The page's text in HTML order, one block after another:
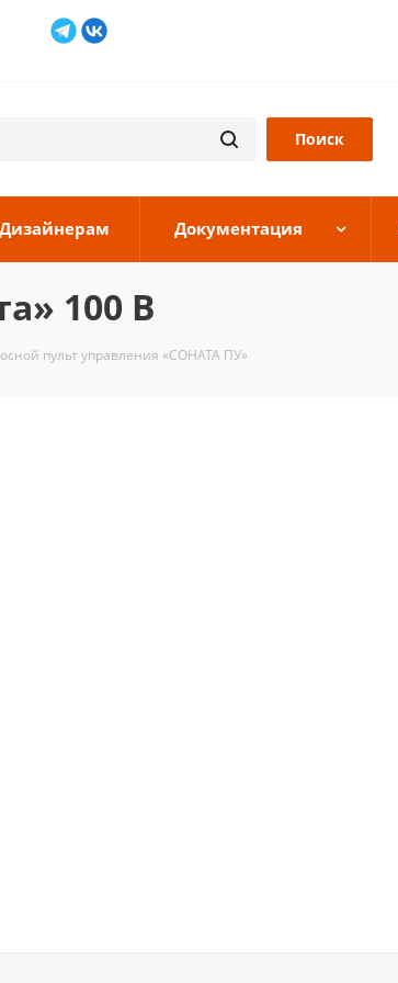
Дизайнерам Документация
100 В
пульт управления «СОНАТА ПУ»